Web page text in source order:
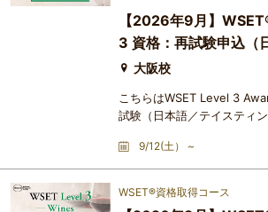
ングについても記述式の問題
【2026年9月】​
3 資格：再試験申込（
ティング）
大阪校
こちらはWSET Level 3
試験（日本語／テイスティ
ユニット（試飲、選択式筆記
イ）から成り、個別に合否
特定のユニットが不合格であ
9/12(土） ~
WSET®資格取得コース